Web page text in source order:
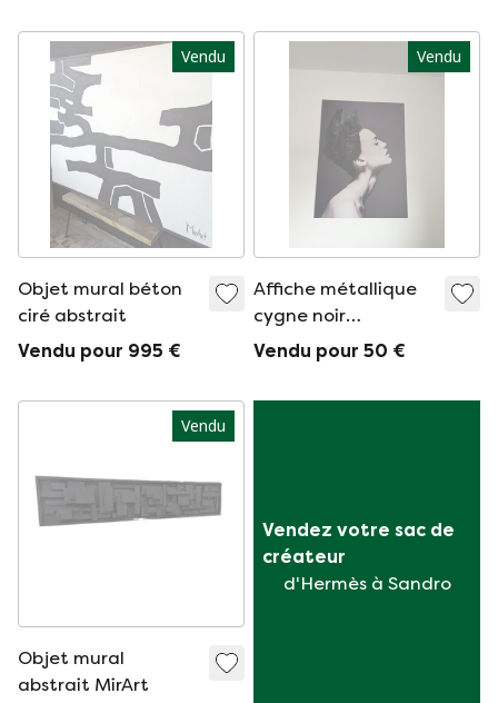
Vendu
Objet mural béton
ciré abstrait
Vendu pour 995 €
Vendu
Affiche métallique
cygne noir
Boconcept - Frida
Vendu pour 50 €
Vendu
Objet mural
abstrait MirArt
Vendez votre sac de
créateur
d'Hermès à Sandro